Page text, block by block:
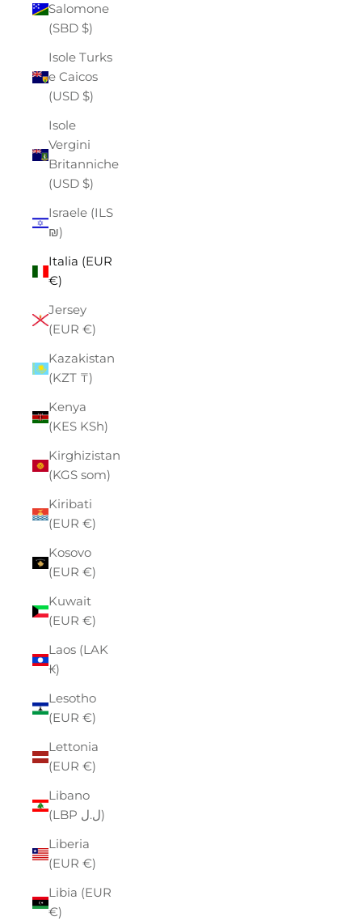
Salomone
(SBD $)
Isole Turks
e Caicos
(USD $)
Isole
Vergini
Britanniche
(USD $)
Israele (ILS
₪)
Italia (EUR
€)
Jersey
(EUR €)
Kazakistan
(KZT ₸)
Kenya
(KES KSh)
Kirghizistan
(KGS som)
Kiribati
(EUR €)
Kosovo
(EUR €)
Kuwait
(EUR €)
Laos (LAK
₭)
Lesotho
(EUR €)
Lettonia
(EUR €)
Libano
(LBP ل.ل)
Liberia
(EUR €)
Libia (EUR
€)